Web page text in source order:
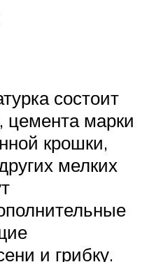
состоит
цемента марки
крошки,
мелких
и грибку.